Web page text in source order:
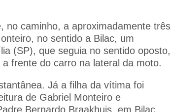
no caminho, a aproximadamente três
no sentido a Bilac, um
(SP), que seguia no sentido oposto,
frente do carro na lateral da moto.
Já a filha da vítima foi
de Gabriel Monteiro e
Bernardo Braakhuis, em Bilac.